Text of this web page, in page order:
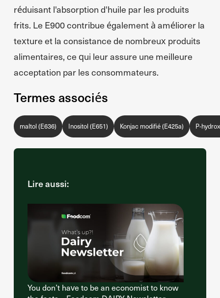
réduisant l'absorption d'huile par les produits
frits. Le E900 contribue également à améliorer la
texture et la consistance de nombreux produits
alimentaires, ce qui leur assure une meilleure
acceptation par les consommateurs.
Termes associés
maltol (E636) Inositol (E651) Konjac modifié (E425a) P-
Lire aussi:
You don’t have to be an economist to know